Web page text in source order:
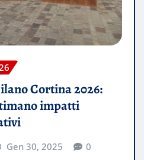
Cortina 2026:
impatti
Gen 30, 2025 0